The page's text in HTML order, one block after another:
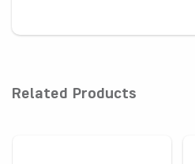
Related Products